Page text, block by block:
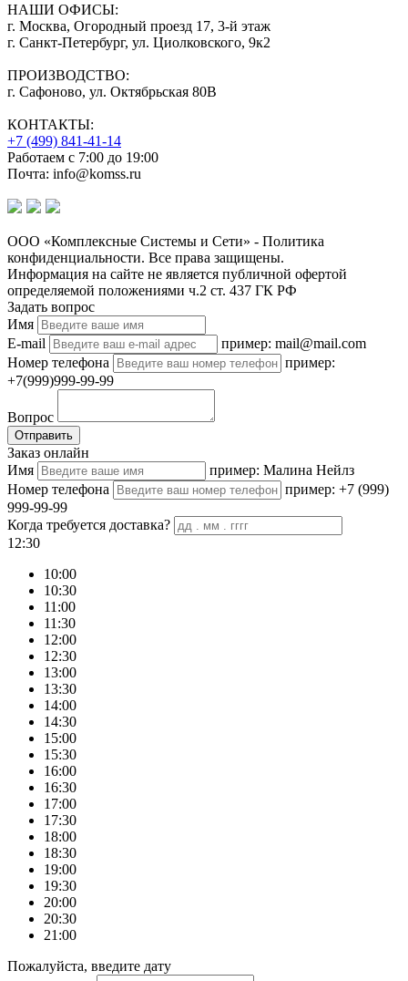
НАШИ ОФИСЫ:
г. Москва, Огородный проезд 17, 3-й этаж
г. Санкт-Петербург, ул. Циолковского, 9к2
ПРОИЗВОДСТВО:
г. Сафоново, ул. Октябрьская 80В
КОНТАКТЫ:
+7 (499) 841-41-14
Работаем с 7:00 до 19:00
Почта: info@komss.ru
ООО «Комплексные Системы и Сети» - Политика
конфиденциальности. Все права защищены.
Информация на сайте не является публичной офертой
определяемой положениями ч.2 ст. 437 ГК РФ
Задать вопрос
Имя
E-mail
пример: mail@mail.com
Номер телефона
пример:
+7(999)999-99-99
Вопрос
Отправить
Заказ онлайн
Имя
пример: Малина Нейлз
Номер телефона
пример: +7 (999)
999-99-99
Когда требуется доставка?
12:30
10:00
10:30
11:00
11:30
12:00
12:30
13:00
13:30
14:00
14:30
15:00
15:30
16:00
16:30
17:00
17:30
18:00
18:30
19:00
19:30
20:00
20:30
21:00
Пожалуйста, введите дату